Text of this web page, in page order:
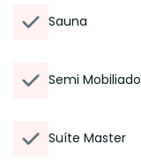
Sauna
Semi Mobiliado
Suíte Master